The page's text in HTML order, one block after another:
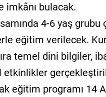
imkânı bulacak.
4-6 yaş grubu
eğitim verilecek.
temel dini bilgiler,
eğitim programı 14